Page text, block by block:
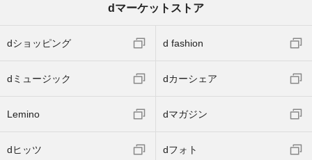
dマーケットストア
dショッピング d fashion
dミュージック dカーシェア
Lemino dマガジン
dヒッツ dフォト